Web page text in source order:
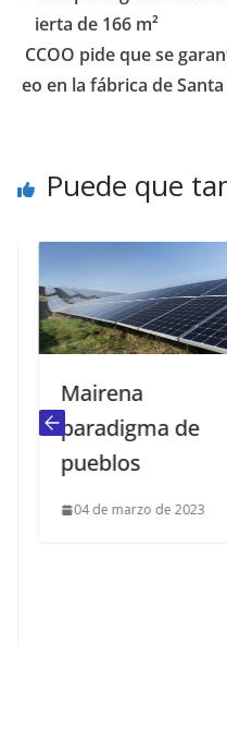
ierta de 166 m²
CCOO pide que se
eo en la fábrica de
Puede que
Mairena
paradigma de
pueblos
04 de marzo de 2023